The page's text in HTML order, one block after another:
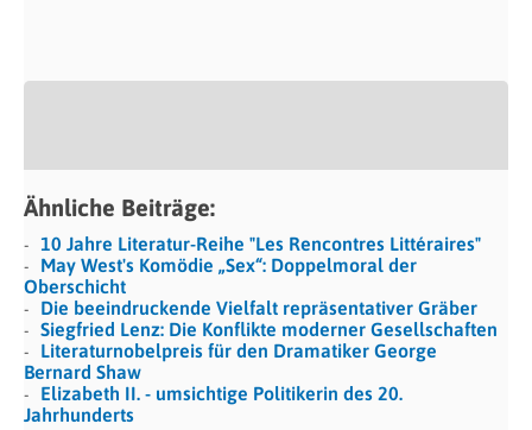
Ähnliche Beiträge:
10 Jahre Literatur-Reihe "Les Rencontres Littéraires"
May West's Komödie „Sex“: Doppelmoral der
Oberschicht
Die beeindruckende Vielfalt repräsentativer Gräber
Siegfried Lenz: Die Konflikte moderner Gesellschaften
Literaturnobelpreis für den Dramatiker George
Bernard Shaw
Elizabeth II. - umsichtige Politikerin des 20.
Jahrhunderts